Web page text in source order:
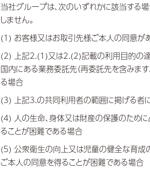
当社グループは、次のいずれかに該当する
しません。
(1) お客様又はお取引先様ご本人の同意が
(2) 上記2.(1)又は2.(2)記載の利用目的の達
国内にある業務委託先（再委託先を含みま
る場合
(3) 上記3.の共同利用者の範囲に掲げる者
(4) 人の生命、身体又は財産の保護のため
ることが困難である場合
(5) 公衆衛生の向上又は児童の健全な育成
ご本人の同意を得ることが困難である場合